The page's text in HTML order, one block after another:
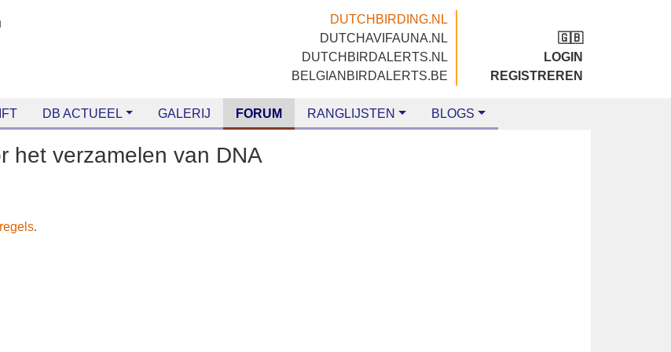
DUTCHBIRDING.NL
DUTCHAVIFAUNA.NL
DUTCHBIRDALERTS.NL
BELGIANBIRDALERTS.BE
🇬🇧
LOGIN
REGISTREREN
DB ACTUEEL GALERIJ FORUM RANGLIJSTEN BLOGS
het verzamelen van DNA